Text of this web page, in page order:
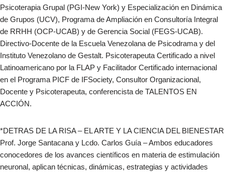
Psicoterapia Grupal (PGI-New York) y Especialización en Dinámica
de Grupos (UCV), Programa de Ampliación en Consultoría Integral
de RRHH (OCP-UCAB) y de Gerencia Social (FEGS-UCAB).
Directivo-Docente de la Escuela Venezolana de Psicodrama y del
Instituto Venezolano de Gestalt. Psicoterapeuta Certificado a nivel
Latinoamericano por la FLAP y Facilitador Certificado internacional
en el Programa PICF de IFSociety, Consultor Organizacional,
Docente y Psicoterapeuta, conferencista de TALENTOS EN
ACCIÓN.
*DETRAS DE LA RISA – EL ARTE Y LA CIENCIA DEL BIENESTAR
Prof. Jorge Santacana y Lcdo. Carlos Guía – Ambos educadores
conocedores de los avances científicos en materia de estimulación
neuronal, aplican técnicas, dinámicas, estrategias y actividades